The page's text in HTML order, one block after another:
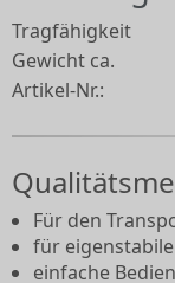
Tragfähigkeit
Gewicht ca.
Artikel-Nr.:
Für den
für
einfache